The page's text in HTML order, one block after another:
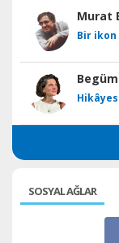
Murat
Bir
SOSYAL AĞLAR